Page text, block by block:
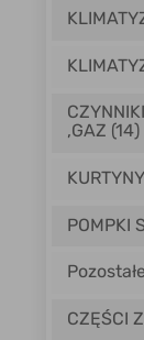
,GAZ (14)
POMPKI
CZĘŚCI